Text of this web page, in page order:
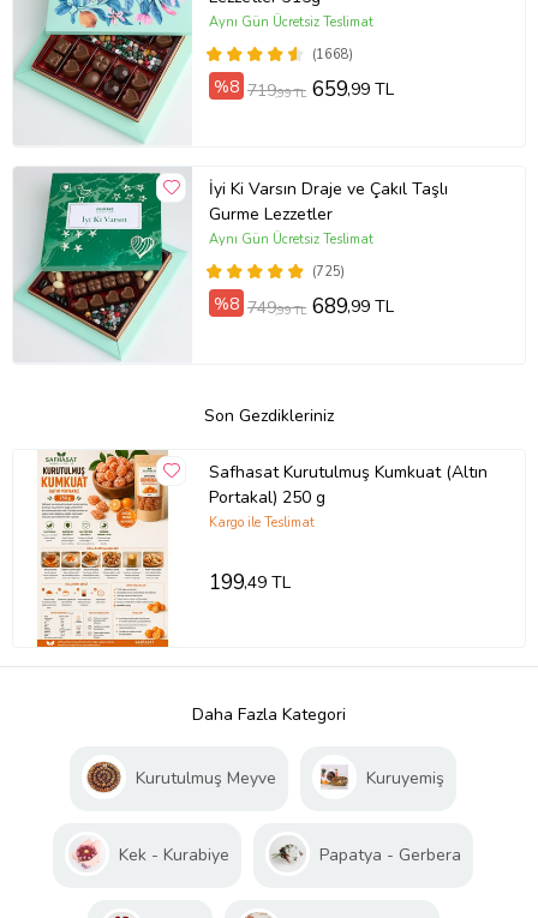
(1668)
Aynı Gün Ücretsiz Teslimat
%8 719,99 TL 659,99 TL
İyi Ki Varsın Draje ve Çakıl Taşlı
Gurme Lezzetler
(725)
Aynı Gün Ücretsiz Teslimat
%8 749,99 TL 689,99 TL
Son Gezdikleriniz
Safhasat Kurutulmuş Kumkuat (Altın
Portakal) 250 g
Kargo ile Teslimat
199,49 TL
Daha Fazla Kategori
Kurutulmuş Meyve Kuruyemiş
Kek - Kurabiye Papatya - Gerbera